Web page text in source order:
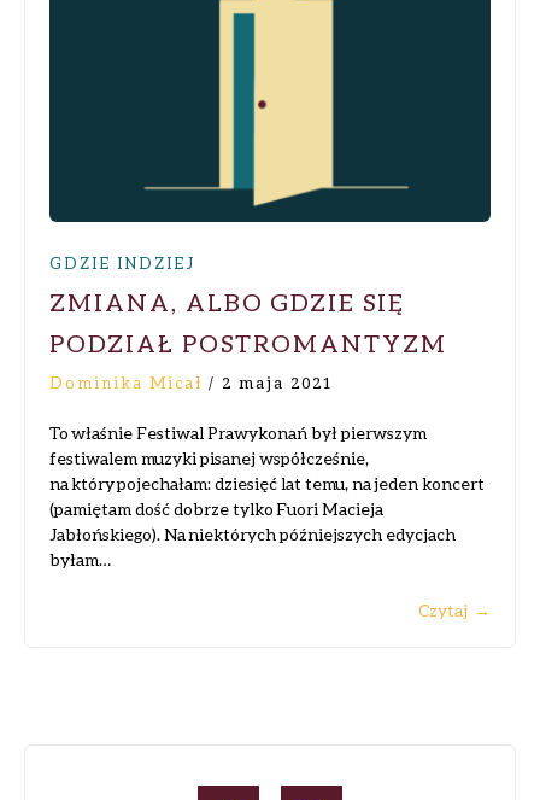
GDZIE INDZIEJ
ZMIANA, ALBO GDZIE SIĘ
PODZIAŁ POSTROMANTYZM
Dominika Micał / 2 maja 2021
To właśnie Festiwal Prawykonań był pierwszym
festiwalem muzyki pisanej współcześnie,
na który pojechałam: dziesięć lat temu, na jeden koncert
(pamiętam dość dobrze tylko Fuori Macieja
Jabłońskiego). Na niektórych późniejszych edycjach
byłam…
Czytaj →